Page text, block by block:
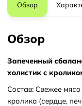
Обзор
Обзор
Запеченный
холистик с
Состав: Свежее
кролика (сердце,